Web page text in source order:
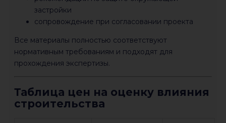
застройки
сопровождение при согласовании проекта
Все материалы полностью соответствуют
нормативным требованиям и подходят для
прохождения экспертизы.
Таблица цен на оценку влияния
строительства